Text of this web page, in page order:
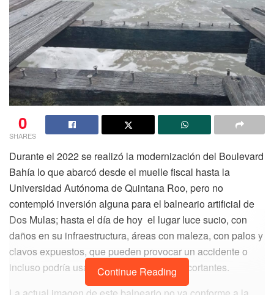
0
SHARES
Durante el 2022 se realizó la modernización del Boulevard
Bahía lo que abarcó desde el muelle fiscal hasta la
Universidad Autónoma de Quintana Roo, pero no
contempló inversión alguna para el balneario artificial de
Dos Mulas; hasta el día de hoy el lugar luce sucio, con
daños en su infraestructura, áreas con maleza, con palos y
clavos expuestos, que pueden provocar un accidente o
incluso podría usarse como armas punzocortantes.
Continue Reading